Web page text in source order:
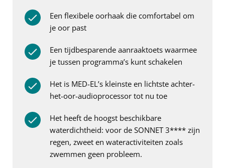
Een flexibele oorhaak die comfortabel om
je oor past
Een tijdbesparende aanraaktoets waarmee
je tussen programma’s kunt schakelen
Het is MED-EL’s kleinste en lichtste achter-
het-oor-audioprocessor tot nu toe
Het heeft de hoogst beschikbare
waterdichtheid: voor de SONNET 3**** zijn
regen, zweet en wateractiviteiten zoals
zwemmen geen probleem.